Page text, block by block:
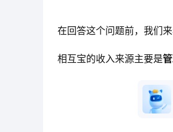
在回答这个问题前，我们
相互宝的收入来源主要是